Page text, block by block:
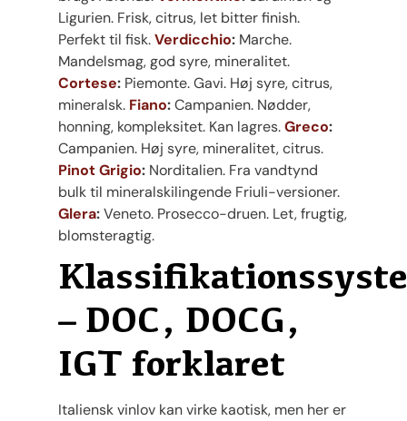
Ligurien. Frisk, citrus, let bitter finish.
Perfekt til fisk.Verdicchio: Marche.
Mandelsmag, god syre, mineralitet.
Cortese: Piemonte. Gavi. Høj syre, citrus,
mineralsk. Fiano:Campanien. Nødder,
honning, kompleksitet. Kan lagres.Greco:
Campanien. Høj syre, mineralitet, citrus.
Pinot Grigio: Norditalien. Fra vandtynd
bulk til mineralskilingende Friuli-versioner.
Glera:Veneto. Prosecco-druen. Let, frugtig,
blomsteragtig.
– DOC, DOCG,
IGT forklaret
Italiensk vinlov kan virke kaotisk, men her er